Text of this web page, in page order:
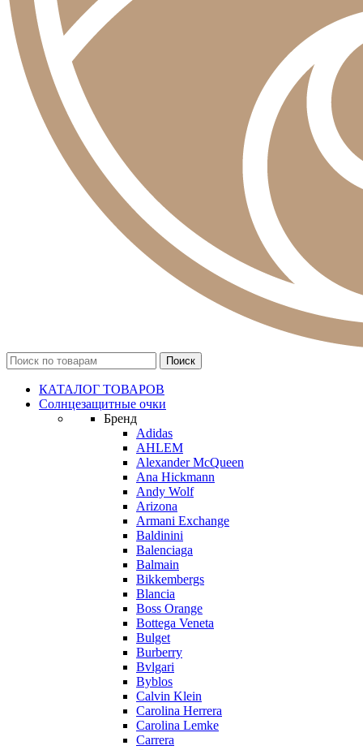
КАТАЛОГ ТОВАРОВ
Солнцезащитные очки
Бренд
Adidas
AHLEM
Alexander McQueen
Ana Hickmann
Andy Wolf
Arizona
Armani Exchange
Baldinini
Balenciaga
Balmain
Bikkembergs
Blancia
Boss Orange
Bottega Veneta
Bulget
Burberry
Bvlgari
Byblos
Calvin Klein
Carolina Herrera
Carolina Lemke
Carrera